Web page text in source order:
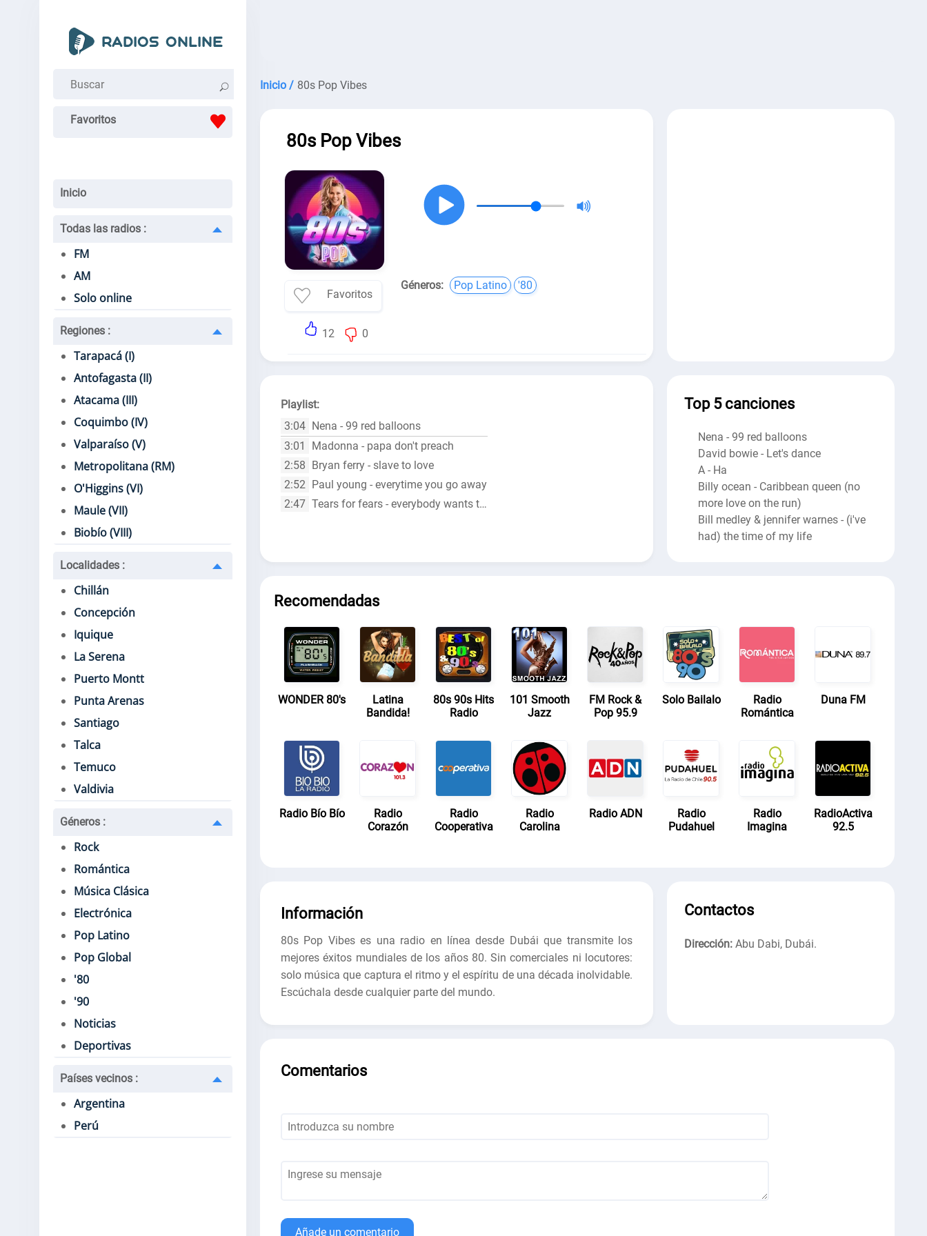
Favoritos
Inicio
Todas las radios :
FM
AM
Solo online
Regiones :
Tarapacá (I)
Antofagasta (II)
Atacama (III)
Coquimbo (IV)
Valparaíso (V)
Metropolitana (RM)
O'Higgins (VI)
Maule (VII)
Biobío (VIII)
Localidades :
Chillán
Concepción
Iquique
La Serena
Puerto Montt
Punta Arenas
Santiago
Talca
Temuco
Valdivia
Géneros :
Rock
Romántica
Música Clásica
Electrónica
Pop Latino
Pop Global
'80
'90
Noticias
Deportivas
Países vecinos :
Argentina
Perú
Inicio / 80s Pop Vibes
80s Pop Vibes
Favoritos
12 0
Géneros: Pop Latino '80
Playlist:
3:04 Nena - 99 red balloons
3:01
Madonna - papa don't preach
2:58 Bryan ferry - slave to love
2:52 Paul young - everytime you go away
2:47 Tears for fears - everybody wants to rule the world
Top 5 canciones
Nena - 99 red balloons
David bowie - Let's dance
A - Ha
Billy ocean - Caribbean queen (no
more love on the run)
Bill medley & jennifer warnes - (i've
had) the time of my life
Recomendadas
WONDER 80's
Latina
Bandida!
80s 90s Hits
Radio
101 Smooth
Jazz
FM Rock &
Pop 95.9
Solo Bailalo
Radio
Romántica
Duna FM
Radio Bío Bío
Radio
Corazón
Radio
Cooperativa
Radio
Carolina
Radio ADN
Radio
Pudahuel
Radio
Imagina
RadioActiva
92.5
Información
80s Pop Vibes es una radio en línea desde Dubái que transmite los
mejores éxitos mundiales de los años 80. Sin comerciales ni locutores:
solo música que captura el ritmo y el espíritu de una década inolvidable.
Escúchala desde cualquier parte del mundo.
Contactos
Dirección: Abu Dabi, Dubái.
Comentarios
Añade un comentario